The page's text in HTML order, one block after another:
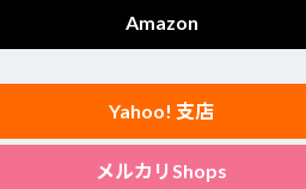
Amazon
Yahoo! 支店
メルカリShops